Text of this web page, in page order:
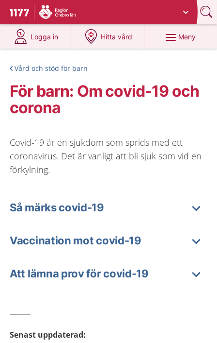
Till startsidan för 1177
Du har valt region
Logga in
på 1177.se
Hitta vård
på 1177.se
Meny
Vård och stöd för barn
För barn: Om covid-19 och
corona
Covid-19 är en sjukdom som sprids med ett
coronavirus. Det är vanligt att bli sjuk som vid en
förkylning.
Så märks covid-19
Vaccination mot covid-19
Att lämna prov för covid-19
Senast uppdaterad: